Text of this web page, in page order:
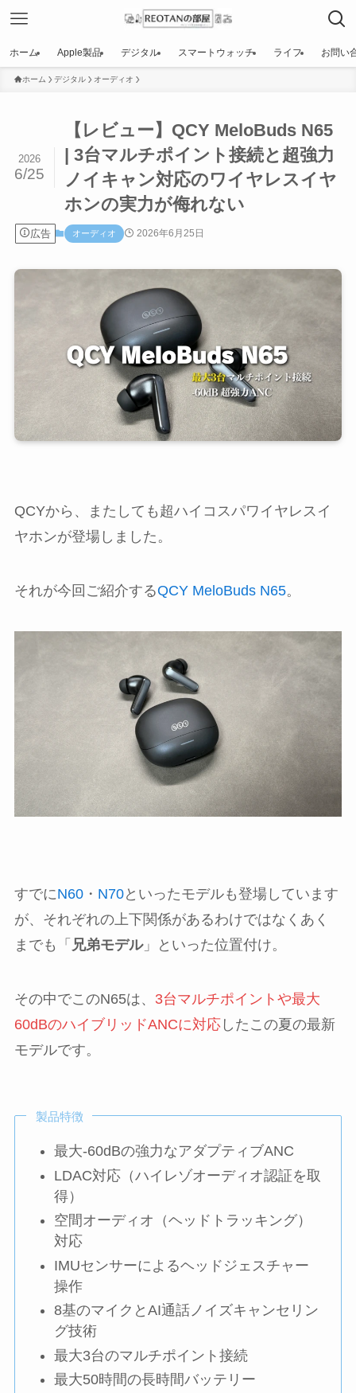
ホーム Apple製品 デジタル スマートウォッチ ライフ お問い
ホーム デジタル オーディオ
【レビュー】QCY MeloBuds N65
| 3台マルチポイント接続と超強力
ノイキャン対応のワイヤレスイヤ
ホンの実力が侮れない
2026
6/25
広告 オーディオ 2026年6月25日
QCYから、またしても超ハイコスパワイヤレスイ
ヤホンが登場しました。
それが今回ご紹介するQCY MeloBuds N65。
すでにN60・ N70といったモデルも登場しています
が、それぞれの上下関係があるわけではなくあく
までも「 兄弟モデル」といった位置付け。
その中でこのN65は、 3台マルチポイントや最大
60dBのハイブリッドANCに対応したこの夏の最新
モデルです。
製品特徴
最大-60dBの強力なアダプティブANC
LDAC対応（ハイレゾオーディオ認証を取
得）
空間オーディオ（ヘッドトラッキング）
対応
IMUセンサーによるヘッドジェスチャー
操作
8基のマイクとAI通話ノイズキャンセリン
グ技術
最大3台のマルチポイント接続
最大50時間の長時間バッテリー